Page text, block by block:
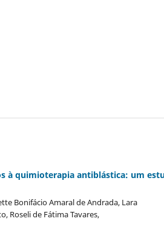
à quimioterapia antiblástica: um
Bonifácio Amaral de Andrada, Lara
Roseli de Fátima Tavares,